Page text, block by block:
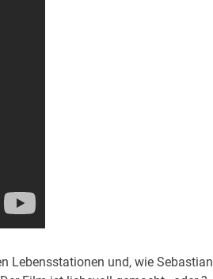
Lebensstationen und, wie Sebastian